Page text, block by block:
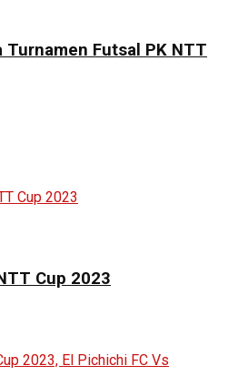
Turnamen Futsal PK NTT
Cup 2023